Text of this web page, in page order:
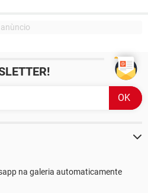
na galeria automaticamente